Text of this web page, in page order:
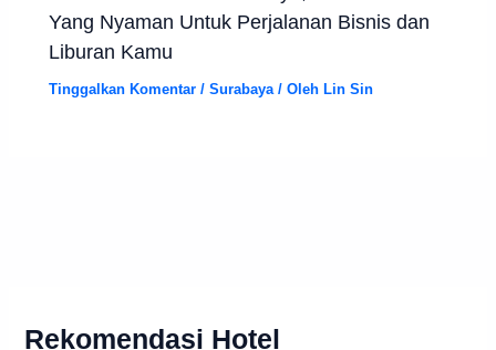
Yang Nyaman Untuk Perjalanan Bisnis dan
Liburan Kamu
Tinggalkan Komentar /Surabaya/ Oleh Lin Sin
Rekomendasi Hotel